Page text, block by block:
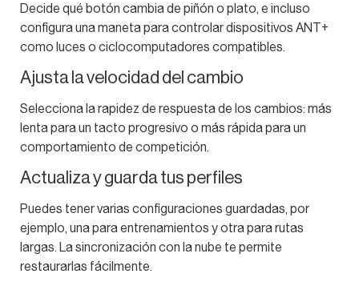
Decide qué botón cambia de piñón o plato, e incluso
configura una maneta para controlar dispositivos ANT+
como luces o ciclocomputadores compatibles.
Ajusta la velocidad del cambio
Selecciona la rapidez de respuesta de los cambios: más
lenta para un tacto progresivo o más rápida para un
comportamiento de competición.
Actualiza y guarda tus perfiles
Puedes tener varias configuraciones guardadas, por
ejemplo, una para entrenamientos y otra para rutas
largas. La sincronización con la nube te permite
restaurarlas fácilmente.